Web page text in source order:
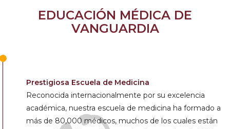
EDUCACIÓN MÉDICA DE
VANGUARDIA
Prestigiosa Escuela de Medicina
Reconocida internacionalmente por su excelencia
académica, nuestra escuela de medicina ha formado a
más de 80,000 médicos, muchos de los cuales están